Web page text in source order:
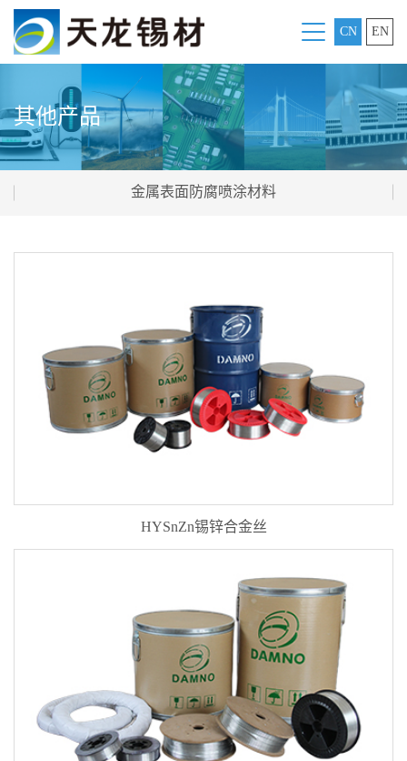
CN EN
其他产品
金属表面防腐喷涂材料
HYSnZn锡锌合金丝